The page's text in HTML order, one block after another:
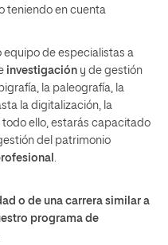
teniendo en cuenta
equipo de especialistas a
investigación y de gestión
la paleografía, la
la digitalización, la
ello, estarás capacitado
del patrimonio
.
o de una carrera similar a
programa de